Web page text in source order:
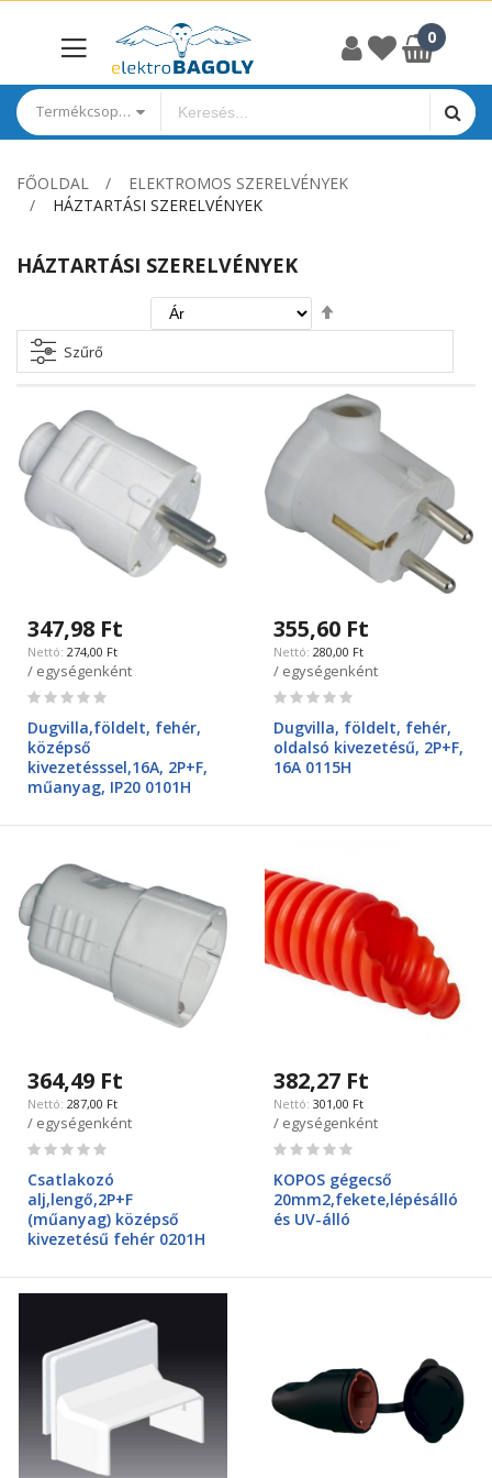
Termékcsoportok
FŐOLDAL
ELEKTROMOS SZERELVÉNYEK
HÁZTARTÁSI SZERELVÉNYEK
HÁZTARTÁSI SZERELVÉNYEK
irány
Szűrő
347,98 Ft
274,00 Ft
/ egységenként
Rating:
Dugvilla,földelt, fehér,
középső
kivezetésssel,16A, 2P+F,
műanyag, IP20 0101H
355,60 Ft
280,00 Ft
/ egységenként
Rating:
Dugvilla, földelt, fehér,
oldalsó kivezetésű, 2P+F,
16A 0115H
364,49 Ft
287,00 Ft
/ egységenként
Rating:
Csatlakozó
alj,lengő,2P+F
(műanyag) középső
kivezetésű fehér 0201H
382,27 Ft
301,00 Ft
/ egységenként
Rating:
KOPOS gégecső
20mm2,fekete,lépésálló
és UV-álló